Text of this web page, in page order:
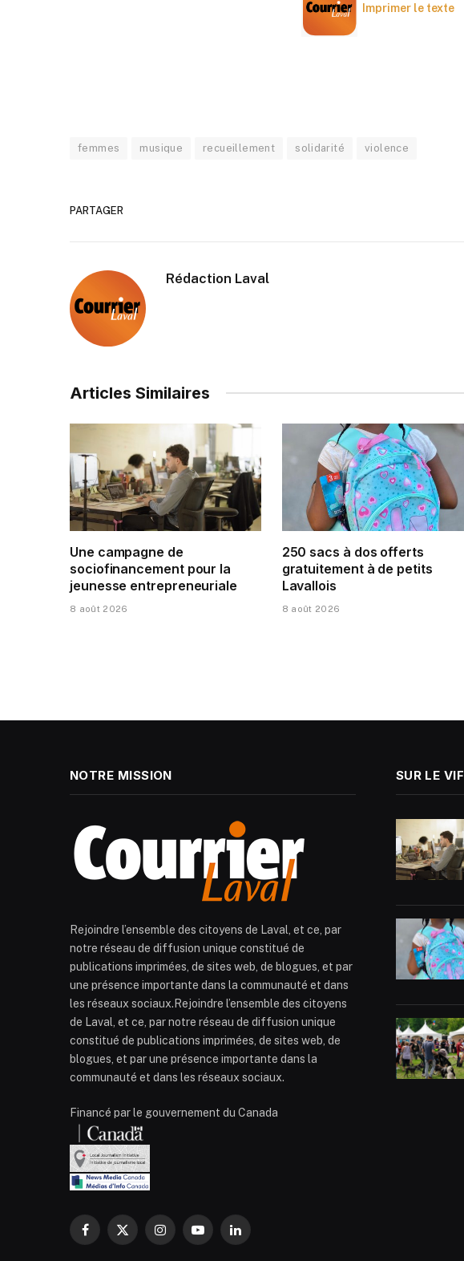
Imprimer le texte
femmes musique recueillement solidarité violence
PARTAGER
Rédaction Laval
Articles Similaires
Une campagne de
sociofinancement pour la
jeunesse entrepreneuriale
8 août 2026
250 sacs à dos offerts
gratuitement à de petits
Lavallois
8 août 2026
NOTRE MISSION
Rejoindre l’ensemble des citoyens de Laval, et ce, par
notre réseau de diffusion unique constitué de
publications imprimées, de sites web, de blogues, et par
une présence importante dans la communauté et dans
les réseaux sociaux.Rejoindre l’ensemble des citoyens
de Laval, et ce, par notre réseau de diffusion unique
constitué de publications imprimées, de sites web, de
blogues, et par une présence importante dans la
communauté et dans les réseaux sociaux.
Financé par le gouvernement du Canada
Facebook
X
InstagramYouTubeLinkedIn
SUR LE VIF